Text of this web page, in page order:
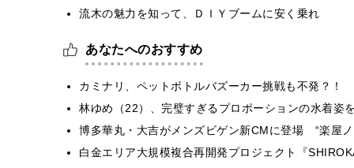
流木の魅力を知って、ＤＩＹブームに安く乗れ
あなたへのおすすめ
カミナリ、ペットボトルバズーカー挑戦も不発？！
林ゆめ（22）、完璧すぎるプロポーションの水着姿
博多華丸・大吉がメンズビゲン新CMに登場 “楽屋
白金エリア大規模複合再開発プロジェクト『